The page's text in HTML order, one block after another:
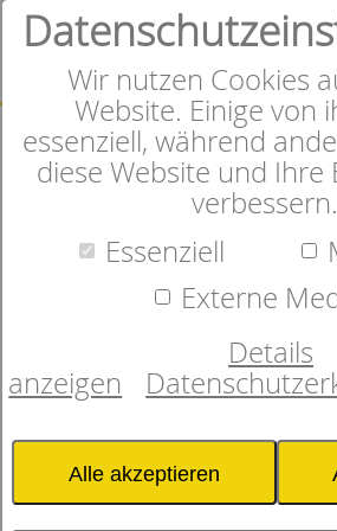
Wir nutzen Cookies
Website. Einige von
essenziell, während
diese Website und Ihre
verbessern.
Essenziell
Externe
Details
anzeigen
Alle akzeptieren
Herzlich
Online-
Sie sorgfältig
Matratzen,